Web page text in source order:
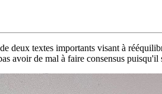
deux textes importants visant à
de mal à faire consensus puisqu'il